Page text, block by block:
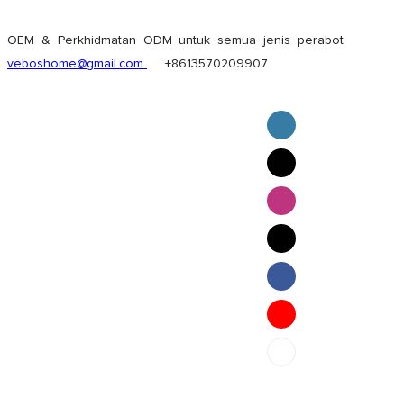
OEM & Perkhidmatan ODM untuk semua jenis perabot
veboshome@gmail.com
+8613570209907
English
Pilipino
ภาษาไทย